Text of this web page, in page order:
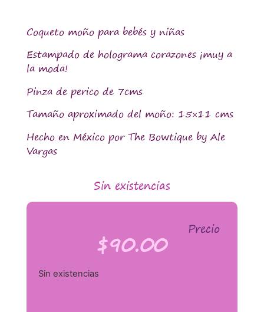
Coqueto moño para bebés y niñas
Estampado de holograma corazones ¡muy a
la moda!
Pinza de perico de 7cms
Tamaño aproximado del moño: 15×11 cms
Hecho en México por The Bowtique by Ale
Vargas
Sin existencias
Precio
$90.00
Sin existencias